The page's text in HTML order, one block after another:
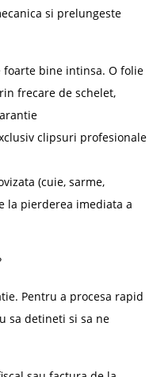
si prelungeste
bine intinsa. O folie
frecare de schelet,
clipsuri profesionale
(cuie, sarme,
la pierderea imediata a
Pentru a procesa rapid
sa detineti si sa ne